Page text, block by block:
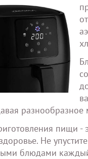
пищи
Не
блюдами